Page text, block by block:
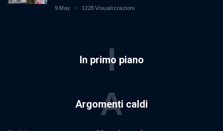
9 May 1228 Visualizzazioni
In primo piano
I
Argomenti caldi
A